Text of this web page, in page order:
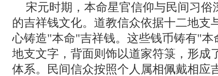
宋元时期，本命星官信仰与民间习
的吉祥钱文化。道教信众依据十二地支
心铸造"本命"吉祥钱。这些钱币铸有"
地支文字，背面则饰以道家符箓，形成
体系。民间信众按照个人属相佩戴相应